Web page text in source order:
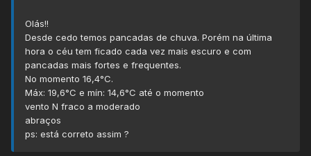
Olás!!
Desde cedo temos pancadas de chuva. Porém na última
hora o céu tem ficado cada vez mais escuro e com
pancadas mais fortes e frequentes.
No momento 16,4°C.
Máx: 19,6°C e mín: 14,6°C até o momento
vento N fraco a moderado
abraços
ps: está correto assim ?